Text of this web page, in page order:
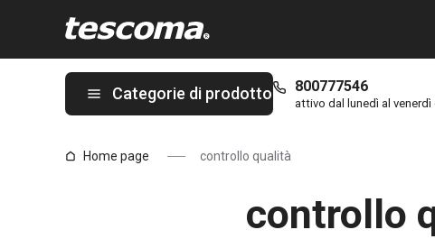
Categorie di prodotto 800777546
attivo dal lunedì al venerdì
Home page controllo qualità
controllo